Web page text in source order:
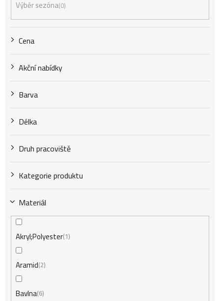
o
d
u
k
ů
Výběr sezóna 0
Cena
Akční nabídky
Barva
Délka
Druh pracoviště
Kategorie produktu
Materiál
Akryl;Polyester 1
Aramid 2
Bavlna 6